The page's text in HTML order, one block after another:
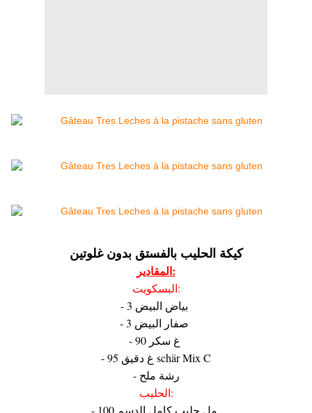
كيكة الحليب بالفستق بدون غلوتين
المقادير:
البسكويت:
- 95 غ دقيق schär Mix C
- رشة ملح
الحليب: